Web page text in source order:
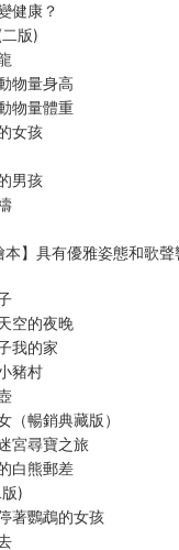
健康？
版)
物量身高
物量體重
女孩
男孩
本】具有優雅姿態和歌
空的夜晚
我的家
豬村
（暢銷典藏版）
宮尋寶之旅
白熊郵差
)
著鸚鵡的女孩